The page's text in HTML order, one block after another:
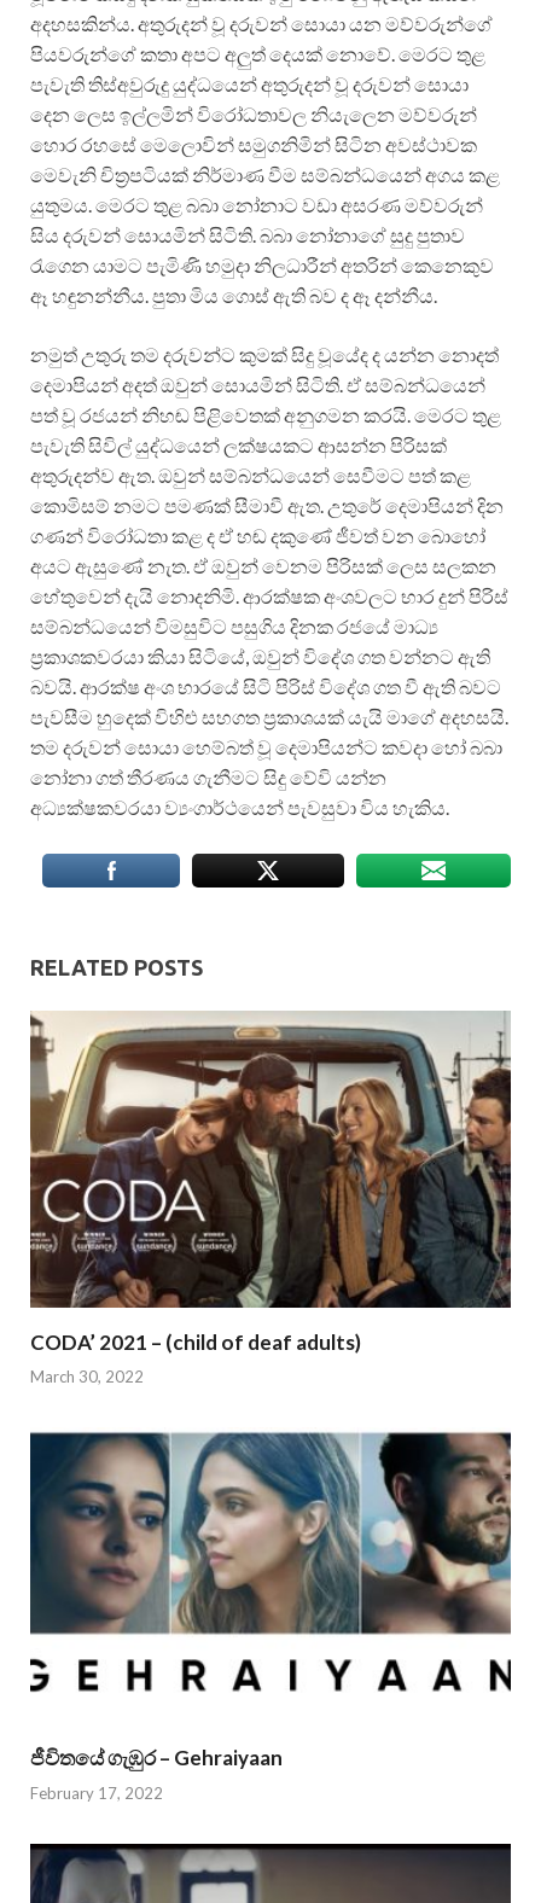
අදහසකින්ය. අතුරුදන් වූ දරුවන් සොයා යන මව්වරුන්ගේ
පියවරුන්ගේ කතා අපට අලුත් දෙයක් නොවේ. මෙරට තුළ
පැවැති තිස්අවුරුදු යුද්ධයෙන් අතුරුදන් වූ දරුවන් සොයා
දෙන ලෙස ඉල්ලමින් විරෝධතාවල නියැලෙන මව්වරුන්
හොර රහසේ මෙලොවින් සමුගනිමින් සිටින අවස්ථාවක
මෙවැනි චිත්‍රපටියක් නිර්මාණ වීම සම්බන්ධයෙන් අගය කළ
යුතුමය. මෙරට තුළ බබා නෝනාට වඩා අසරණ මව්වරුන්
සිය දරුවන් සොයමින් සිටිති. බබා නෝනාගේ සුදු පුතාව
රැගෙන යාමට පැමිණි හමුදා නිලධාරීන් අතරින් කෙනෙකුව
ඈ හඳුනන්නීය. පුතා මිය ගොස් ඇති බව ද ඈ දන්නීය.
නමුත් උතුරු තම දරුවන්ට කුමක් සිදු වූයේද ද යන්න නොදත්
දෙමාපියන් අදත් ඔවුන් සොයමින් සිටිති. ඒ සම්බන්ධයෙන්
පත් වූ රජයන් නිහඬ පිළිවෙතක් අනුගමන කරයි. මෙරට තුළ
පැවැති සිවිල් යුද්ධයෙන් ලක්ෂයකට ආසන්න පිරිසක්
අතුරුදන්ව ඇත. ඔවුන් සම්බන්ධයෙන් සෙවීමට පත් කළ
කොමිසම් නමට පමණක් සීමාවී ඇත. උතුරේ දෙමාපියන් දින
ගණන් විරෝධතා කළ ද ඒ හඬ දකුණේ ජීවත් වන බොහෝ
අයට ඇසුණේ නැත. ඒ ඔවුන් වෙනම පිරිසක් ලෙස සලකන
හේතුවෙන් දැයි නොදනිමි. ආරක්ෂක අංශවලට භාර දුන් පිරිස්
සම්බන්ධයෙන් විමසුවිට පසුගිය දිනක රජයේ මාධ්‍ය
ප්‍රකාශකවරයා කියා සිටියේ, ඔවුන් විදේශ ගත වන්නට ඇති
බවයි. ආරක්ෂ අංශ භාරයේ සිටි පිරිස් විදේශ ගත වී ඇති බවට
පැවසීම හුදෙක් විහිළු සහගත ප්‍රකාශයක් යැයි මාගේ අදහසයි.
තම දරුවන් සොයා හෙම්බත් වූ දෙමාපියන්ට කවදා හෝ බබා
නෝනා ගත් තීරණය ගැනීමට සිදු වේවි යන්න
අධ්‍යක්ෂකවරයා ව්‍යංගාර්ථයෙන් පැවසුවා විය හැකිය.
RELATED POSTS
CODA’ 2021 – (child of deaf adults)
March 30, 2022
ජීවිතයේ ගැඹුර – Gehraiyaan
February 17, 2022